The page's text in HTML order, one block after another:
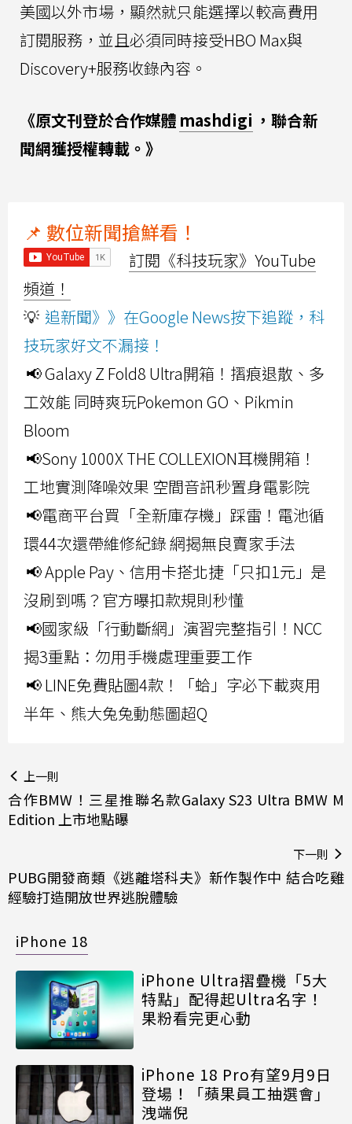
美國以外市場，顯然就只能選擇以較高費用
訂閱服務，並且必須同時接受HBO Max與
Discovery+服務收錄內容。
《原文刊登於合作媒體 mashdigi ，聯合新
聞網獲授權轉載。》
📌 數位新聞搶鮮看！
訂閱《科技玩家》YouTube
頻道！
💡 追新聞》》在Google News按下追蹤，科
技玩家好文不漏接！
📢 Galaxy Z Fold8 Ultra開箱！摺痕退散、多
工效能 同時爽玩Pokemon GO、Pikmin
Bloom
📢Sony 1000X THE COLLEXION耳機開箱！
工地實測降噪效果 空間音訊秒置身電影院
📢電商平台買「全新庫存機」踩雷！電池循
環44次還帶維修紀錄 網揭無良賣家手法
📢 Apple Pay、信用卡搭北捷「只扣1元」是
沒刷到嗎？官方曝扣款規則秒懂
📢國家級「行動斷網」演習完整指引！NCC
揭3重點：勿用手機處理重要工作
📢 LINE免費貼圖4款！「蛤」字必下載爽用
半年、熊大兔兔動態圖超Q
上一則
合作BMW！三星推聯名款Galaxy S23 Ultra BMW M
Edition 上市地點曝
下一則
PUBG開發商類《逃離塔科夫》新作製作中 結合吃雞
經驗打造開放世界逃脫體驗
iPhone 18
iPhone Ultra摺疊機「5大
特點」配得起Ultra名字！
果粉看完更心動
iPhone 18 Pro有望9月9日
登場！「蘋果員工抽選會」
洩端倪